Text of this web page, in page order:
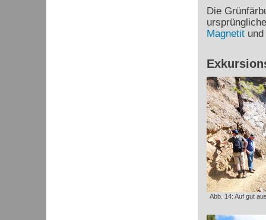
Die
Magnetitund
Abb. 14: Auf gut